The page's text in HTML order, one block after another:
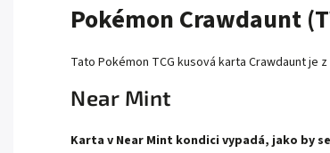
Pokémon Crawdaunt
Tato Pokémon TCG kusová karta Crawdaunt je
Near Mint
Karta v Near Mint kondici vypadá, jako by